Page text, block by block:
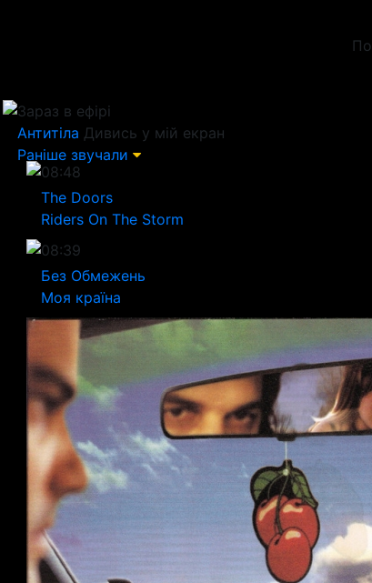
Зараз в ефірі
Антитіла Дивись у мій екран
Раніше звучали
08:48
The Doors
Riders On The Storm
08:39
Без Обмежень
Моя країна